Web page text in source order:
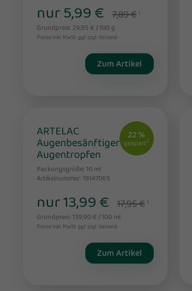
nur 5,99 € 7,89 € 1
Grundpreis: 29,95 € / 100 g
Preise inkl. MwSt. ggf. zzgl. Versand
Zum Artikel
22 %
gespart2
ARTELAC
Augenbesänftiger MDO
Augentropfen
Packungsgröße: 10 ml
Artikelnummer: 19147065
nur 13,99 € 17,95 € 1
Grundpreis: 139,90 € / 100 ml
Preise inkl. MwSt. ggf. zzgl. Versand
Zum Artikel